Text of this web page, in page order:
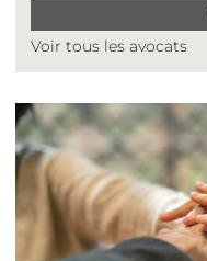
Voir tous les avocats